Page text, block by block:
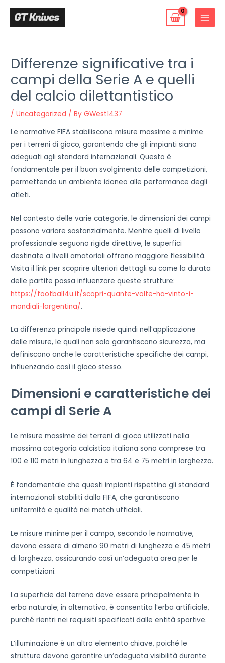
Skip
MAIN
Differenze significative tra i
campi della Serie A e quelli
del calcio dilettantistico
/Uncategorized / ByGWest1437
Le normative FIFA stabiliscono misure massime e minime
per i terreni di gioco, garantendo che gli impianti siano
adeguati agli standard internazionali. Questo è
fondamentale per il buon svolgimento delle competizioni,
permettendo un ambiente idoneo alle performance degli
atleti.
Nel contesto delle varie categorie, le dimensioni dei campi
possono variare sostanzialmente. Mentre quelli di livello
professionale seguono rigide direttive, le superfici
destinate a livelli amatoriali offrono maggiore flessibilità.
Visita il link per scoprire ulteriori dettagli su come la durata
delle partite possa influenzare queste strutture:
https://football4u.it/scopri-quante-volte-ha-vinto-i-
mondiali-largentina/.
La differenza principale risiede quindi nell’applicazione
delle misure, le quali non solo garantiscono sicurezza, ma
definiscono anche le caratteristiche specifiche dei campi,
influenzando così il gioco stesso.
Dimensioni e caratteristiche dei
campi di Serie A
Le misure massime dei terreni di gioco utilizzati nella
massima categoria calcistica italiana sono comprese tra
100 e 110 metri in lunghezza e tra 64 e 75 metri in larghezza.
È fondamentale che questi impianti rispettino gli standard
internazionali stabiliti dalla FIFA, che garantiscono
uniformità e qualità nei match ufficiali.
Le misure minime per il campo, secondo le normative,
devono essere di almeno 90 metri di lunghezza e 45 metri
di larghezza, assicurando così un’adeguata area per le
competizioni.
La superficie del terreno deve essere principalmente in
erba naturale; in alternativa, è consentita l’erba artificiale,
purché rientri nei requisiti specificati dalle entità sportive.
L’illuminazione è un altro elemento chiave, poiché le
strutture devono garantire un’adeguata visibilità durante